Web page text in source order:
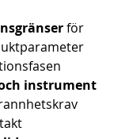
för
instrument